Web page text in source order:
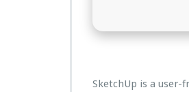
SketchUp is a